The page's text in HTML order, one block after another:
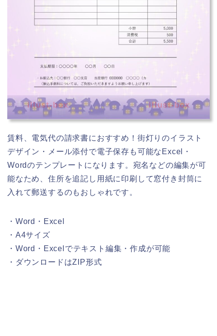
illust-box illust-box
賃料、電気代の請求書におすすめ！街灯りのイラスト
デザイン・メール添付で電子保存も可能なExcel・
Wordのテンプレートになります。宛名などの編集が可
能なため、住所を追記し用紙に印刷して窓付き封筒に
入れて郵送するのもおしゃれです。
・Word・Excel
・A4サイズ
・Word・Excelでテキスト編集・作成が可能
・ダウンロードはZIP形式